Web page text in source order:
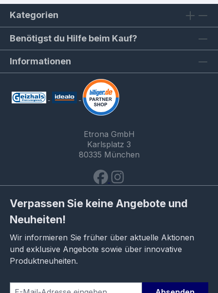
Kategorien
Benötigst du Hilfe beim Kauf?
Informationen
Etrona GmbH
Karlsplatz 3
80335 München
Verpassen Sie keine Angebote und
Neuheiten!
Wir informieren Sie früher über aktuelle Aktionen
und exklusive Angebote sowie über innovative
Produktneuheiten.